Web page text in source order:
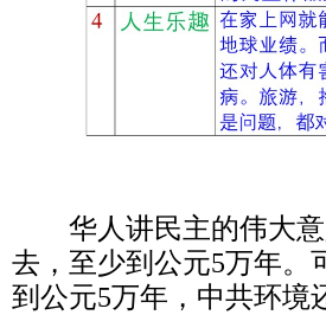
华人讲民主的伟大
去，至少到公元5万年。
到公元5万年，中共环境